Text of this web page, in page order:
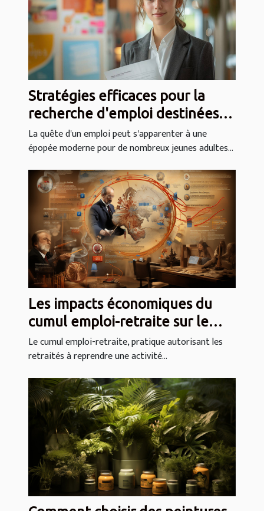
Stratégies efficaces pour la
recherche d'emploi destinées
aux jeunes adultes
La quête d'un emploi peut s'apparenter à une
épopée moderne pour de nombreux jeunes adultes...
Les impacts économiques du
cumul emploi-retraite sur le
marché du travail français
Le cumul emploi-retraite, pratique autorisant les
retraités à reprendre une activité...